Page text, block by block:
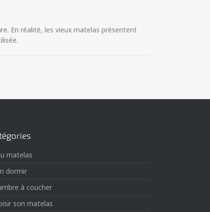
En réalité, les vieux matelas présentent
matelas
dormir
à coucher
son matelas